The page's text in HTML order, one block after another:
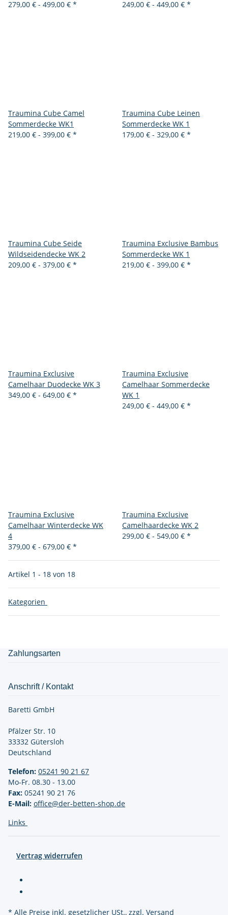
279,00 € - 499,00 € * 249,00 € - 449,00 € *
Traumina Cube Camel
Sommerdecke WK1
219,00 € - 399,00 € *
Traumina Cube Leinen
Sommerdecke WK 1
179,00 € - 329,00 € *
Traumina Cube Seide
Wildseidendecke WK 2
209,00 € - 379,00 € *
Traumina Exclusive Bambus
Sommerdecke WK 1
219,00 € - 399,00 € *
Traumina Exclusive
Camelhaar Duodecke WK 3
349,00 € - 649,00 € *
Traumina Exclusive
Camelhaar Sommerdecke
WK 1
249,00 € - 449,00 € *
Traumina Exclusive
Camelhaar Winterdecke WK
4
379,00 € - 679,00 € *
Traumina Exclusive
Camelhaardecke WK 2
299,00 € - 549,00 € *
Artikel 1 - 18 von 18
Kategorien
Zahlungsarten
Anschrift / Kontakt
Baretti GmbH
Pfälzer Str. 10
33332 Gütersloh
Deutschland
Telefon: 05241 90 21 67
Mo-Fr. 08.30 - 13.00
Fax: 05241 90 21 76
E-Mail: office@der-betten-shop.de
Links
Vertrag widerrufen
* Alle Preise inkl. gesetzlicher USt., zzgl. Versand